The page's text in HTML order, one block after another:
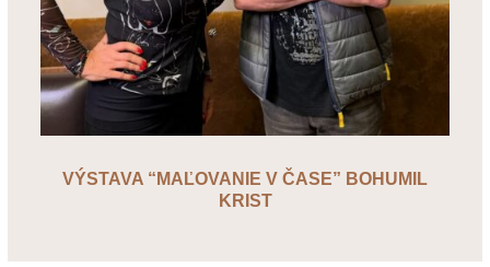
VÝSTAVA “MAĽOVANIE V ČASE” BOHUMIL
KRIST